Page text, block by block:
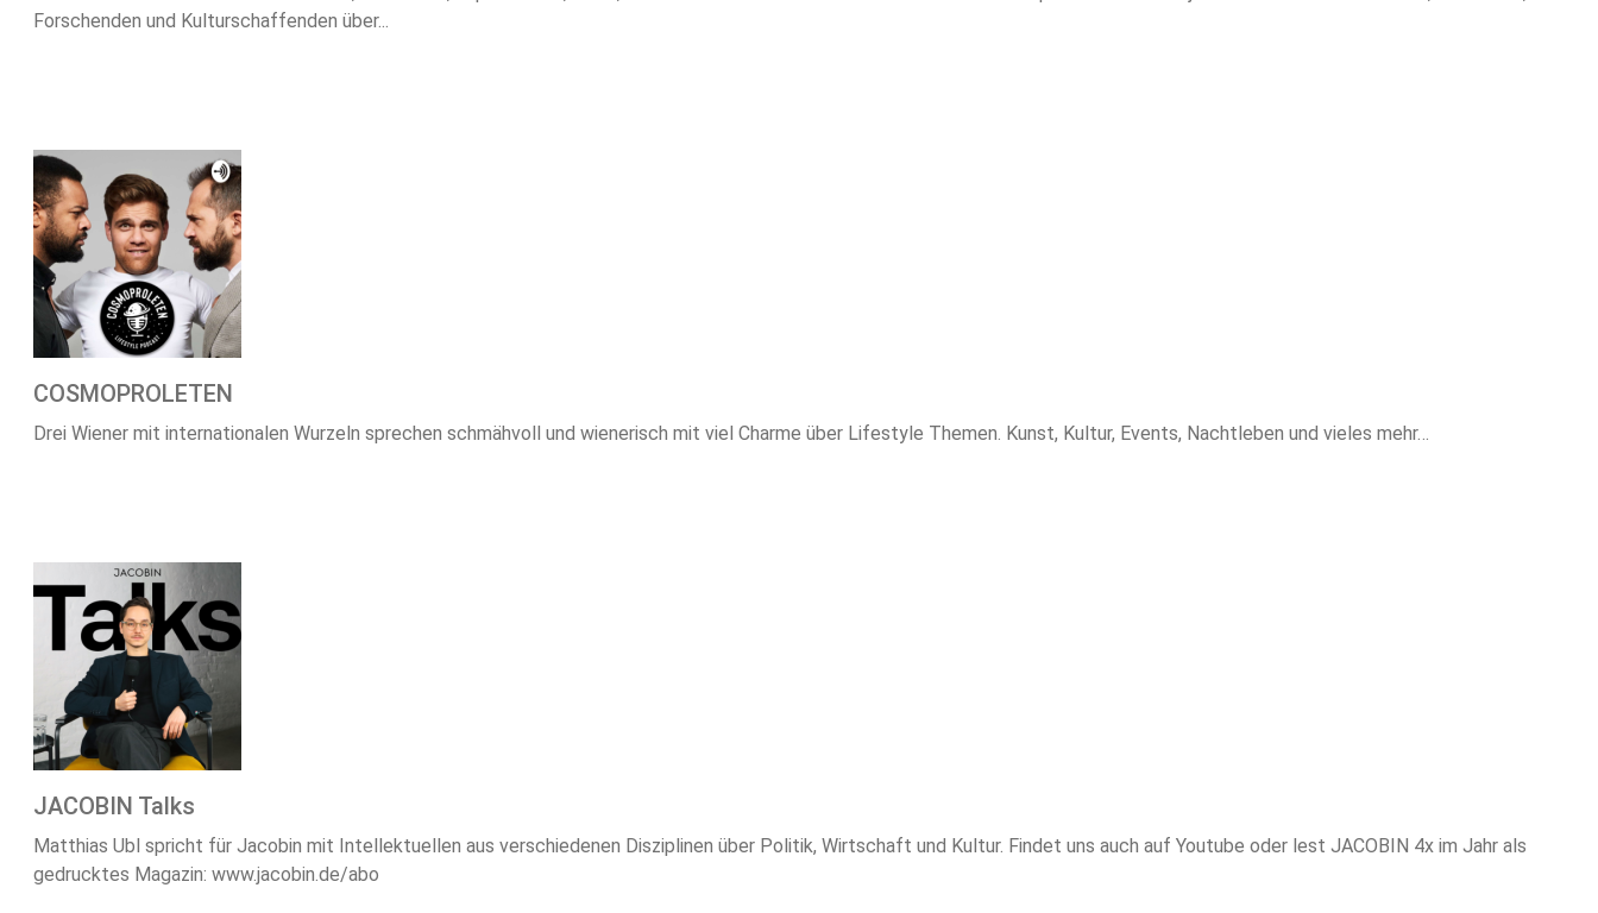
Forschenden und Kulturschaffenden über...
COSMOPROLETEN
Drei Wiener mit internationalen Wurzeln sprechen schmähvoll und wienerisch mit viel Charme über Lifestyle Themen. Kunst, Kultur, Events, Nachtleben und vieles mehr…
JACOBIN Talks
Matthias Ubl spricht für Jacobin mit Intellektuellen aus verschiedenen Disziplinen über Politik, Wirtschaft und Kultur. Findet uns auch auf Youtube oder lest JACOBIN 4x im Jahr als
gedrucktes Magazin: www.jacobin.de/abo